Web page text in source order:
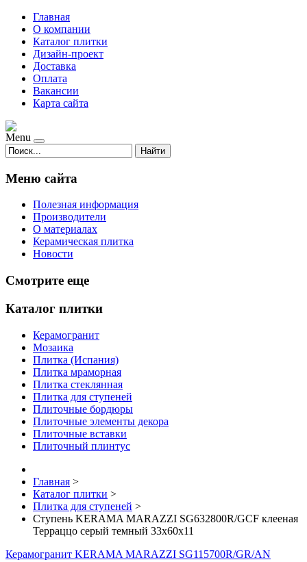
Главная
О компании
Каталог плитки
Дизайн-проект
Доставка
Оплата
Вакансии
Карта сайта
Menu
Найти
Меню сайта
Полезная информация
Производители
О материалах
Керамическая плитка
Новости
Смотрите еще
Каталог плитки
Керамогранит
Мозаика
Плитка (Испания)
Плитка мраморная
Плитка стеклянная
Плитка для ступеней
Плиточные бордюры
Плиточные элементы декора
Плиточные вставки
Плиточный плинтус
Главная >
Каталог плитки >
Плитка для ступеней >
Ступень KERAMA MARAZZI SG632800R/GCF клееная
Терраццо серый темный 33х60х11
Керамогранит KERAMA MARAZZI SG115700R/GR/AN